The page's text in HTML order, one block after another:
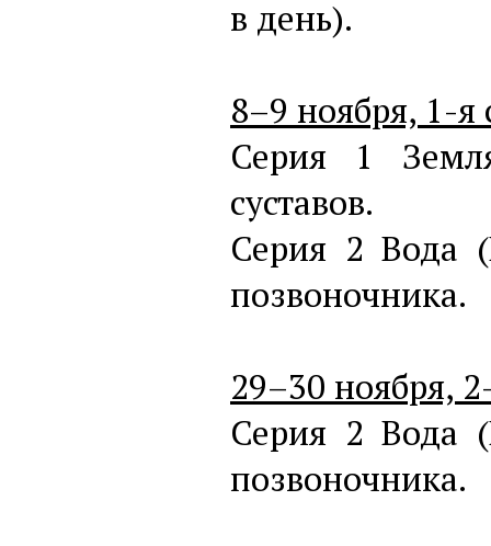
в день).
8–9 ноября, 1-я
Серия 1
суставов.
Серия 2 Вода
позвоночника.
29–30 ноября,
Серия 2 Вода
позвоночника.